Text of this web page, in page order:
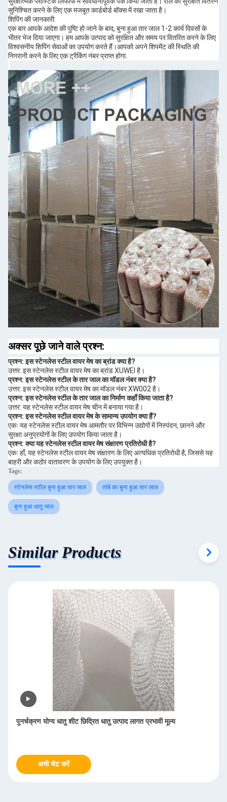
सुनिश्चित करने के लिए एक मजबूत कार्डबोर्ड बॉक्स में रखा जाता है।
शिपिंग की जानकारी:
एक बार आपके आदेश की पुष्टि हो जाने के बाद, बुना हुआ तार जाल 1-2 कार्य दिवसों के
भीतर भेज दिया जाएगा। हम आपके उत्पाद को सुरक्षित और समय पर वितरित करने के लिए
विश्वसनीय शिपिंग सेवाओं का उपयोग करते हैं।आपको अपने शिपमेंट की स्थिति की
निगरानी करने के लिए एक ट्रैकिंग नंबर प्राप्त होगा.
अक्सर पूछे जाने वाले प्रश्न:
प्रश्न: इस स्टेनलेस स्टील वायर मेष का ब्रांड क्या है?
उत्तर: इस स्टेनलेस स्टील वायर मेष का ब्रांड XUWEI है।
प्रश्न: इस स्टेनलेस स्टील के तार जाल का मॉडल नंबर क्या है?
उत्तर: इस स्टेनलेस स्टील वायर मेष का मॉडल नंबर XW002 है।
प्रश्न: इस स्टेनलेस स्टील के तार जाल का निर्माण कहाँ किया जाता है?
उत्तर: यह स्टेनलेस स्टील वायर मेष चीन में बनाया गया है।
प्रश्न: इस स्टेनलेस स्टील वायर मेष के सामान्य उपयोग क्या हैं?
एकः यह स्टेनलेस स्टील वायर मेष आमतौर पर विभिन्न उद्योगों में निस्पंदन, छानने और
सुरक्षा अनुप्रयोगों के लिए उपयोग किया जाता है।
प्रश्न: क्या यह स्टेनलेस स्टील वायर मेष संक्षारण प्रतिरोधी है?
एकः हाँ, यह स्टेनलेस स्टील वायर मेष संक्षारण के लिए अत्यधिक प्रतिरोधी है, जिससे यह
बाहरी और कठोर वातावरण के उपयोग के लिए उपयुक्त है।
Tags:
स्टेनलेस स्टील बुना हुआ तार जाल तांबे का बुना हुआ तार जाल
बुना हुआ धातु जाल
Similar Products
उत्कृष्ट विलायक संगतता बुना हुआ तार जाल कम आयन लीचिंग दर
अभी चैट करें